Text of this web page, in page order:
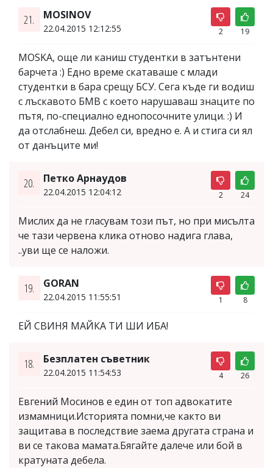
21. MOSINOV
22.04.2015 12:12:55 2 19
MOSKA, още ли каниш студентки в затънтени
барчета :) Едно време скатаваше с млади
студентки в бара срещу БСУ. Сега къде ги водиш
с лъскавото БМВ с което нарушаваш знаците по
пътя, по-специално еднопосочните улици. :) И
да отслабнеш. Дебел си, вредно е. А и стига си ял
от данъците ми!
20. Петко Арнаудов
22.04.2015 12:04:12 2 24
Мислих да не гласувам този път, но при мисълта
че тази червена клика отново надига глава,
..уви ще се наложи.
19. GORAN
22.04.2015 11:55:51 1 8
ЕЙ СВИНЯ МАЙКА ТИ ШИ ИБА!
18. Безплатен съветник
22.04.2015 11:54:53 4 26
Евгений Мосинов е един от топ адвокатите
измамници.Историята помни,че както ви
защитава в последствие заема другата страна и
ви се такова мамата.Бягайте далече или бой в
кратуната дебела.